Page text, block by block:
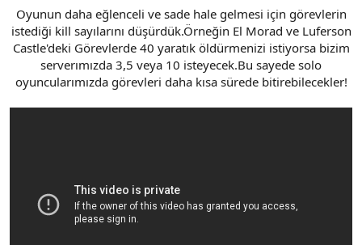
a
n
h
i
Oyunun daha eğlenceli ve sade hale gelmesi için görevlerin
istediği kill sayılarını düşürdük.Örneğin El Morad ve Luferson
Castle'deki Görevlerde 40 yaratık öldürmenizi istiyorsa bizim
serverımızda 3,5 veya 10 isteyecek.Bu sayede solo
oyuncularımızda görevleri daha kısa sürede bitirebilecekler!